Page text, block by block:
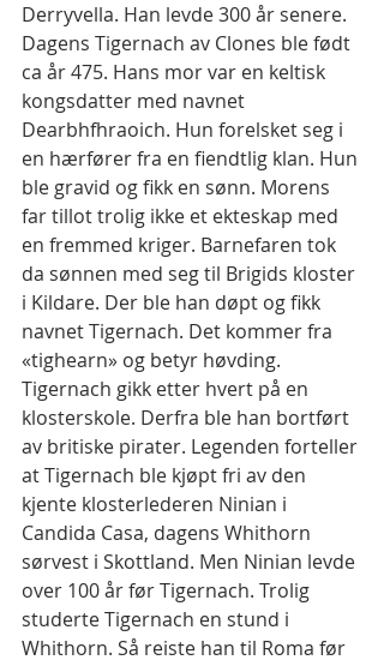
Derryvella. Han levde 300 år senere.
Dagens Tigernach av Clones ble født
ca år 475. Hans mor var en keltisk
kongsdatter med navnet
Dearbhfhraoich. Hun forelsket seg i
en hærfører fra en fiendtlig klan. Hun
ble gravid og fikk en sønn. Morens
far tillot trolig ikke et ekteskap med
en fremmed kriger. Barnefaren tok
da sønnen med seg til Brigids kloster
i Kildare. Der ble han døpt og fikk
navnet Tigernach. Det kommer fra
«tighearn» og betyr høvding.
Tigernach gikk etter hvert på en
klosterskole. Derfra ble han bortført
av britiske pirater. Legenden forteller
at Tigernach ble kjøpt fri av den
kjente klosterlederen Ninian i
Candida Casa, dagens Whithorn
sørvest i Skottland. Men Ninian levde
over 100 år før Tigernach. Trolig
studerte Tigernach en stund i
Whithorn. Så reiste han til Roma før